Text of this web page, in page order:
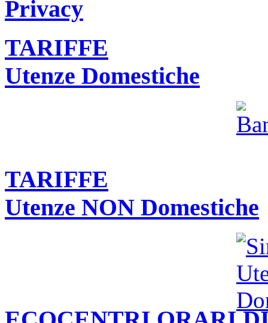
Privacy
TARIFFE
Utenze Domestiche
TARIFFE
Utenze NON Domestiche